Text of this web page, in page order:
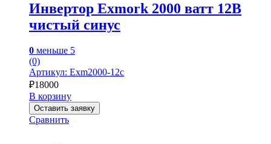
Инвертор Exmork 2000 ватт 12В
чистый синус
0 меньше 5
(0)
Артикул: Exm2000-12с
₽18000
В корзину
Оставить заявку
Сравнить